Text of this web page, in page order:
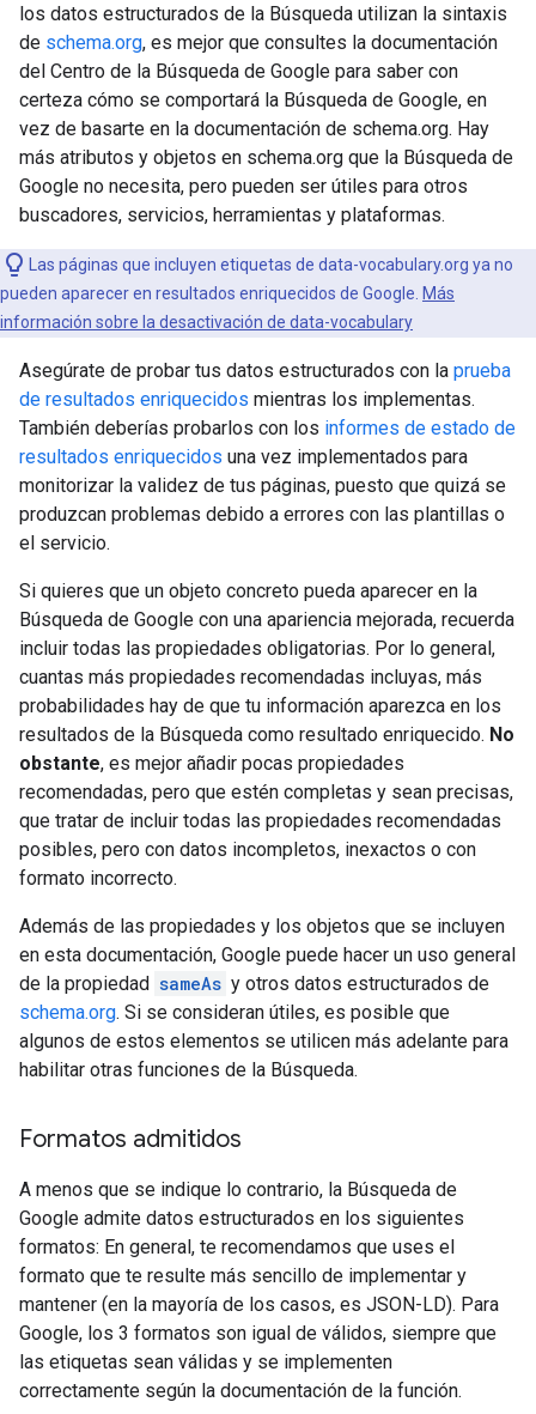
los datos estructurados de la Búsqueda utilizan la sintaxis
de schema.org, es mejor que consultes la documentación
del Centro de la Búsqueda de Google para saber con
certeza cómo se comportará la Búsqueda de Google, en
vez de basarte en la documentación de schema.org. Hay
más atributos y objetos en schema.org que la Búsqueda de
Google no necesita, pero pueden ser útiles para otros
buscadores, servicios, herramientas y plataformas.
Las páginas que incluyen etiquetas de data-vocabulary.org ya no
pueden aparecer en resultados enriquecidos de Google. Más
información sobre la desactivación de data-vocabulary
Asegúrate de probar tus datos estructurados con la prueba
de resultados enriquecidos mientras los implementas.
También deberías probarlos con los informes de estado de
resultados enriquecidos una vez implementados para
monitorizar la validez de tus páginas, puesto que quizá se
produzcan problemas debido a errores con las plantillas o
el servicio.
Si quieres que un objeto concreto pueda aparecer en la
Búsqueda de Google con una apariencia mejorada, recuerda
incluir todas las propiedades obligatorias. Por lo general,
cuantas más propiedades recomendadas incluyas, más
probabilidades hay de que tu información aparezca en los
resultados de la Búsqueda como resultado enriquecido. No
obstante, es mejor añadir pocas propiedades
recomendadas, pero que estén completas y sean precisas,
que tratar de incluir todas las propiedades recomendadas
posibles, pero con datos incompletos, inexactos o con
formato incorrecto.
Además de las propiedades y los objetos que se incluyen
en esta documentación, Google puede hacer un uso general
de la propiedad sameAs y otros datos estructurados de
schema.org. Si se consideran útiles, es posible que
algunos de estos elementos se utilicen más adelante para
habilitar otras funciones de la Búsqueda.
Formatos admitidos
A menos que se indique lo contrario, la Búsqueda de
Google admite datos estructurados en los siguientes
formatos: En general, te recomendamos que uses el
formato que te resulte más sencillo de implementar y
mantener (en la mayoría de los casos, es JSON-LD). Para
Google, los 3 formatos son igual de válidos, siempre que
las etiquetas sean válidas y se implementen
correctamente según la documentación de la función.